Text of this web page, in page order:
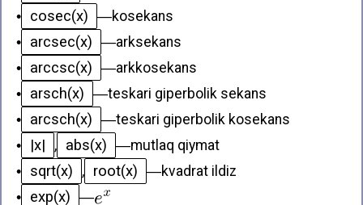
•
cosec(x) —kosekans
•
arcsec(x) —arksekans
•
arccsc(x) —arkkosekans
•
arsch(x) —teskari giperbolik sekans
•
arcsch(x) —teskari giperbolik kosekans
•
|x| , abs(x) —mutlaq qiymat
•
sqrt(x) , root(x) —kvadrat ildiz
•
exp(x) —